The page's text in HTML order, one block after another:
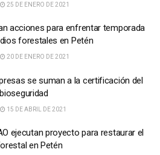
25 DE ENERO DE 2021
acciones para enfrentar temporada
forestales en Petén
20 DE ENERO DE 2021
se suman a la certificación del
15 DE ABRIL DE 2021
ejecutan proyecto para restaurar el
en Petén